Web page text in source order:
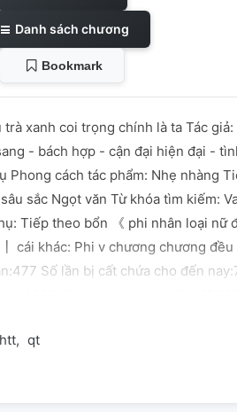
Danh sách chương
Bookmark
xanh coi trọng chính là ta Tác giả:
- bách hợp - cận đại hiện đại -
Phong cách tác phẩm: Nhẹ nhàng
sắc Ngọt văn Từ khóa tìm kiếm:
Tiếp theo bổn 《 phi nhân loại nữ
cái khác: Phi v chương chương đều
Số lần bị cất chứa cho đến
qt